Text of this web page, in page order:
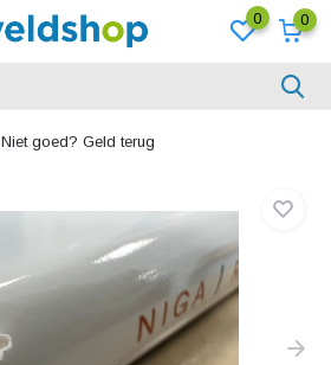
0 0
Niet goed? Geld terug